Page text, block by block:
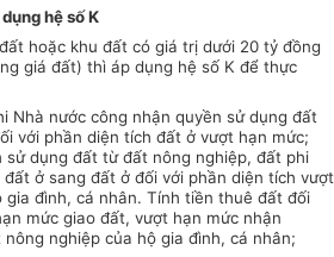
hệ số K
hoặc khu đất có giá trị dưới 20 tỷ đồng
giá đất) thì áp dụng hệ số K để thực
Nhà nước công nhận quyền sử dụng đất
với phần diện tích đất ở vượt hạn mức;
sử dụng đất từ đất nông nghiệp, đất phi
ở sang đất ở đối với phần diện tích vượt
gia đình, cá nhân. Tính tiền thuê đất đối
mức giao đất, vượt hạn mức nhận
nghiệp của hộ gia đình, cá nhân;